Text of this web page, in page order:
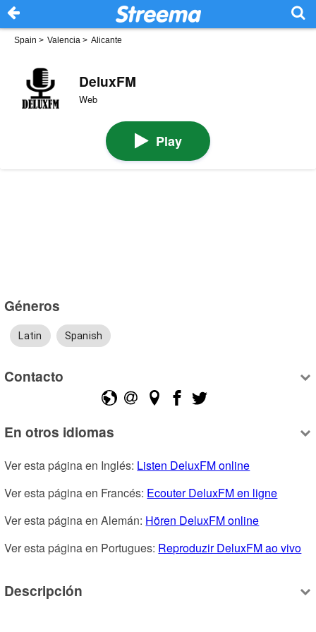
Spain > Valencia > Alicante
DeluxFM
Web
Play
Géneros
Latin Spanish
Contacto
En otros idiomas
Ver esta página en Inglés: Listen DeluxFM online
Ver esta página en Francés: Ecouter DeluxFM en ligne
Ver esta página en Alemán: Hören DeluxFM online
Ver esta página en Portugues: Reproduzir DeluxFM ao vivo
Descripción